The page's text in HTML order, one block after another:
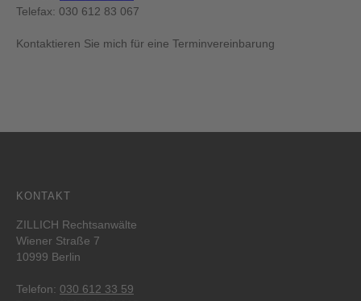
Telefax: 030 612 83 067
Kontaktieren Sie mich für eine Terminvereinbarung
KONTAKT
ZILLICH Rechtsanwälte
Wiener Straße 7
10999 Berlin
Telefon: 030 612 33 59